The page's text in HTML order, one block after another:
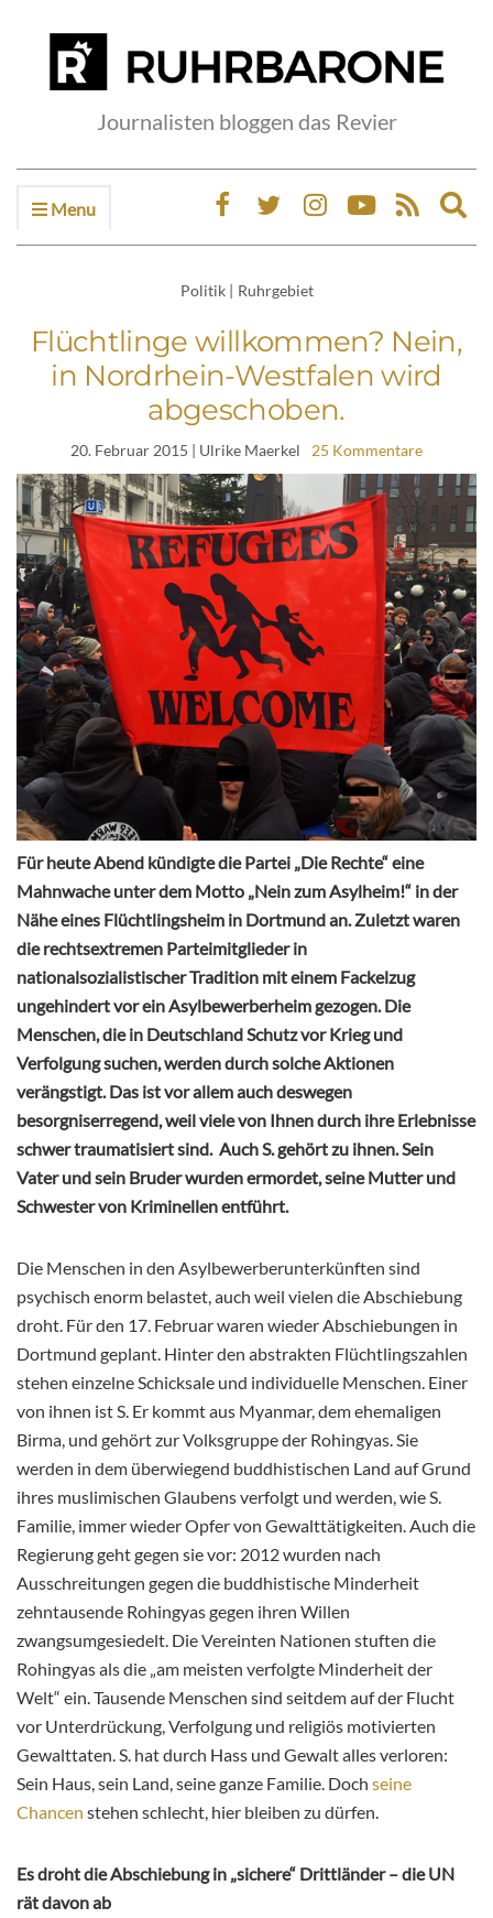
Journalisten bloggen das Revier
Menu
Politik | Ruhrgebiet
Flüchtlinge willkommen? Nein,
in Nordrhein-Westfalen wird
abgeschoben.
20. Februar 2015 | Ulrike Maerkel 25 Kommentare
Für heute Abend kündigte die Partei „Die Rechte“ eine
Mahnwache unter dem Motto „Nein zum Asylheim!“ in der
Nähe eines Flüchtlingsheim in Dortmund an. Zuletzt waren
die rechtsextremen Parteimitglieder in
nationalsozialistischer Tradition mit einem Fackelzug
ungehindert vor ein Asylbewerberheim gezogen. Die
Menschen, die in Deutschland Schutz vor Krieg und
Verfolgung suchen, werden durch solche Aktionen
verängstigt. Das ist vor allem auch deswegen
besorgniserregend, weil viele von Ihnen durch ihre Erlebnisse
schwer traumatisiert sind. Auch S. gehört zu ihnen. Sein
Vater und sein Bruder wurden ermordet, seine Mutter und
Schwester von Kriminellen entführt.
Die Menschen in den Asylbewerberunterkünften sind
psychisch enorm belastet, auch weil vielen die Abschiebung
droht. Für den 17. Februar waren wieder Abschiebungen in
Dortmund geplant. Hinter den abstrakten Flüchtlingszahlen
stehen einzelne Schicksale und individuelle Menschen. Einer
von ihnen ist S. Er kommt aus Myanmar, dem ehemaligen
Birma, und gehört zur Volksgruppe der Rohingyas. Sie
werden in dem überwiegend buddhistischen Land auf Grund
ihres muslimischen Glaubens verfolgt und werden, wie S.
Familie, immer wieder Opfer von Gewalttätigkeiten. Auch die
Regierung geht gegen sie vor: 2012 wurden nach
Ausschreitungen gegen die buddhistische Minderheit
zehntausende Rohingyas gegen ihren Willen
zwangsumgesiedelt. Die Vereinten Nationen stuften die
Rohingyas als die „am meisten verfolgte Minderheit der
Welt“ ein. Tausende Menschen sind seitdem auf der Flucht
vor Unterdrückung, Verfolgung und religiös motivierten
Gewalttaten. S. hat durch Hass und Gewalt alles verloren:
Sein Haus, sein Land, seine ganze Familie. Doch seine
Chancen stehen schlecht, hier bleiben zu dürfen.
Es droht die Abschiebung in „sichere“ Drittländer – die UN
rät davon ab